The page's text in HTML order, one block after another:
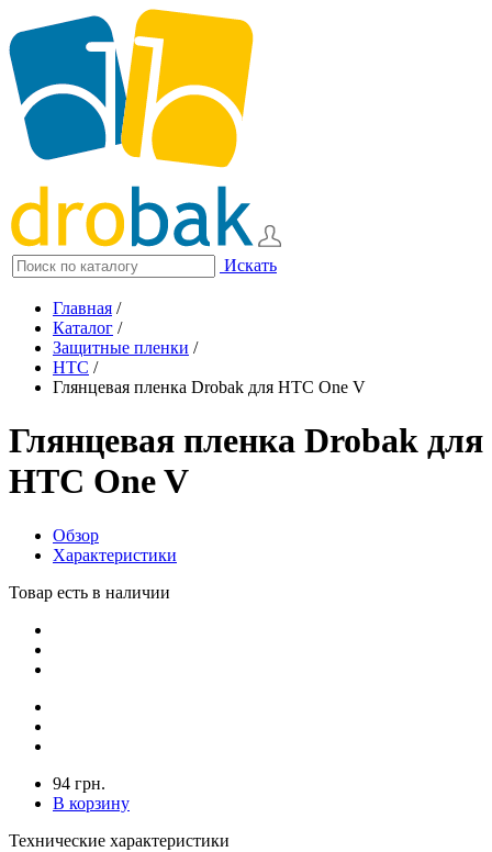
Искать
Главная /
Каталог /
Защитные пленки /
HTC /
Глянцевая пленка Drobak для HTC One V
Глянцевая пленка Drobak для
HTC One V
Обзор
Характеристики
Товар есть в наличии
94 грн.
В корзину
Технические характеристики